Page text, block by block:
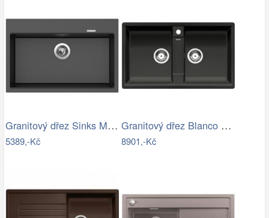
Granitový dřez Sinks MAXIMO 780…
5389,-Kč
Granitový dřez Blanco ZIA 9 antracit…
8901,-Kč